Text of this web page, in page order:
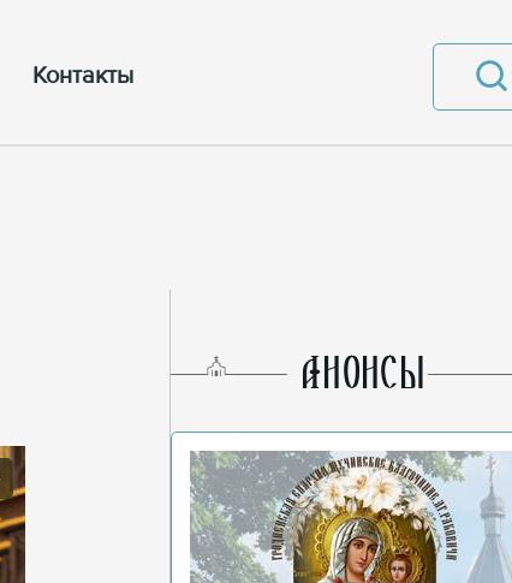
Контакты
AНОНСЫ